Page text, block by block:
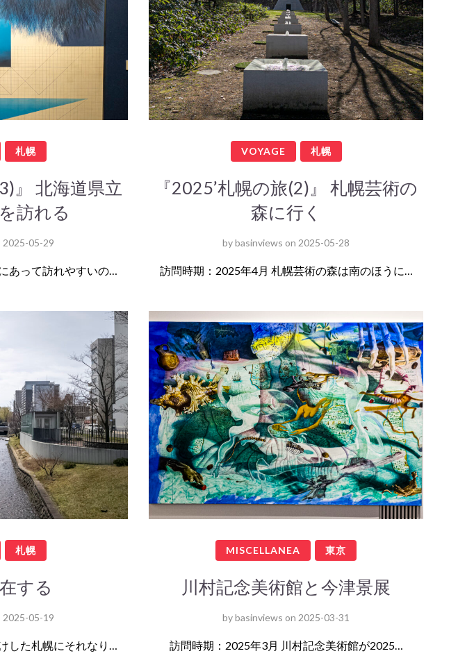
札幌
』 北海道県立
訪れる
2025-05-29
あって訪れやすいの…
VOYAGE 札幌
『2025’札幌の旅(2)』 札幌芸術の
森に行く
bybasinviews on 2025-05-28
訪問時期：2025年4月 札幌芸術の森は南のほうに…
札幌
する
2025-05-19
した札幌にそれなり…
MISCELLANEA 東京
川村記念美術館と今津景展
bybasinviews on 2025-03-31
訪問時期：2025年3月 川村記念美術館が2025…